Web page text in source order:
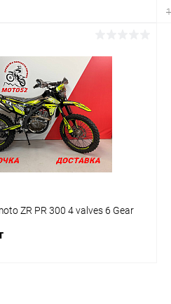
В наличии
ZR PR 300 4 valves 6 Gear